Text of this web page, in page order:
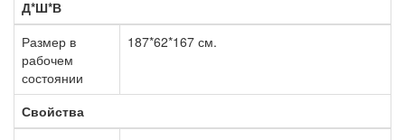
Д*Ш*В
Размер в
рабочем
состоянии
187*62*167 см.
Свойства